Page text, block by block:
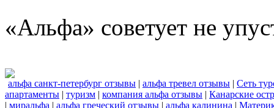
«Альфа» советует не
альфа санкт-петербург отзывы | альфа тревел отзывы | Сеть
апартаменты | туризм | компания альфа отзывы | Канарские
| миральфа | альфа греческий отзывы | альфа калинина |